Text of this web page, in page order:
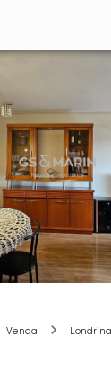
Venda Londrina